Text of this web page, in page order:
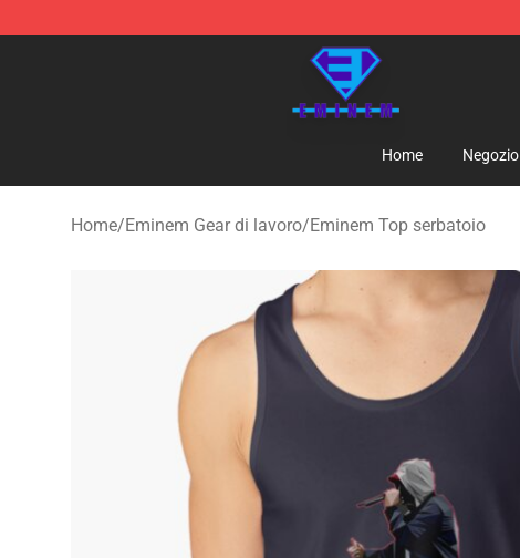
Eminem Store - Official Eminem Merchandise Shop
Home Negozio
Home/Eminem Gear di lavoro/Eminem Top serbatoio